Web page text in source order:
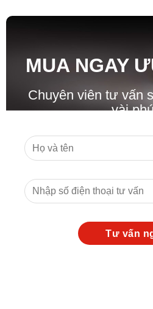
MUA NGAY
Chuyên viên tư vấn
vài